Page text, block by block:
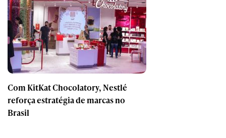
Com KitKat Chocolatory, Nestlé
reforça estratégia de marcas no
Brasil